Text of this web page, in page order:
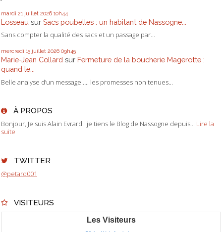
mardi 21 juillet 2026 10h44
Losseau sur Sacs poubelles : un habitant de Nassogne...
Sans compter la qualité des sacs et un passage par...
mercredi 15 juillet 2026 09h45
Marie-Jean Collard sur Fermeture de la boucherie Magerotte :
quand le...
Belle analyse d’un message….. les promesses non tenues...
À PROPOS
Bonjour, Je suis Alain Evrard. je tiens le Blog de Nassogne depuis... Lire la
suite
TWITTER
@petard001
VISITEURS